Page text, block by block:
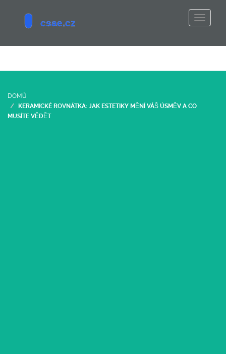
DOMŮ
KERAMICKÉ ROVNÁTKA: JAK ESTETIKY MĚNÍ VÁŠ ÚSMĚV A CO
MUSÍTE VĚDĚT